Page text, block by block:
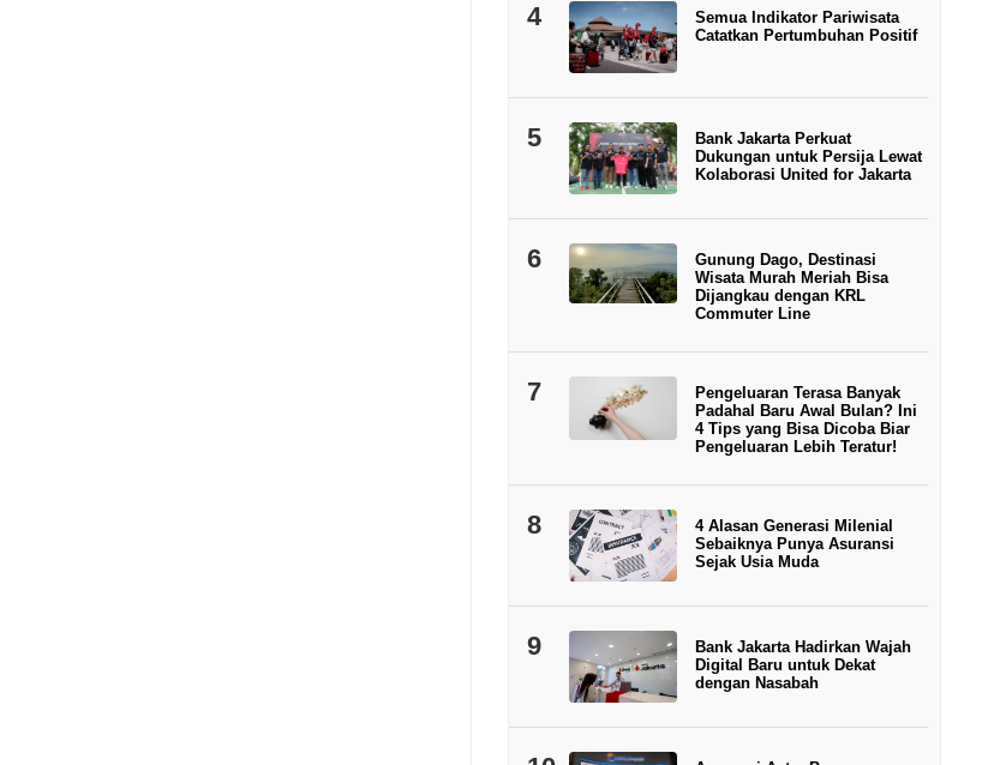
4
Semua Indikator Pariwisata
Catatkan Pertumbuhan Positif
5
Bank Jakarta Perkuat
Dukungan untuk Persija Lewat
Kolaborasi United for Jakarta
6
Gunung Dago, Destinasi
Wisata Murah Meriah Bisa
Dijangkau dengan KRL
Commuter Line
7
Pengeluaran Terasa Banyak
Padahal Baru Awal Bulan? Ini
4 Tips yang Bisa Dicoba Biar
Pengeluaran Lebih Teratur!
8
4 Alasan Generasi Milenial
Sebaiknya Punya Asuransi
Sejak Usia Muda
9
Bank Jakarta Hadirkan Wajah
Digital Baru untuk Dekat
dengan Nasabah